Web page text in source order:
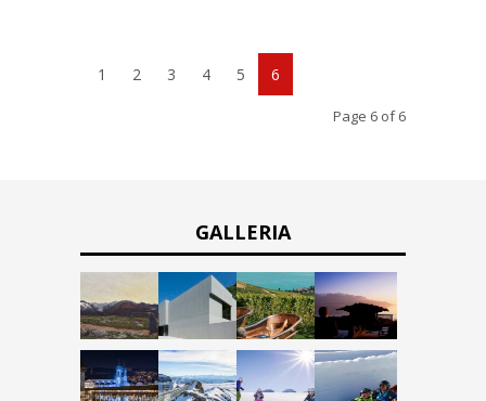
1 2 3 4 5 6
Page 6 of 6
GALLERIA